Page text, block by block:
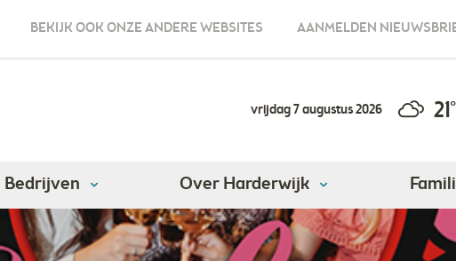
BEKIJK OOK ONZE ANDERE WEBSITES AANMELDEN
vrijdag 7 augustus 2026 21°
Bedrijven Over Harderwijk